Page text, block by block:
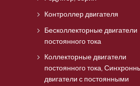
Контроллер двигателя
Бесколлекторные двигатели
постоянного тока
Коллекторные двигатели
постоянного тока,
двигатели с постоянными